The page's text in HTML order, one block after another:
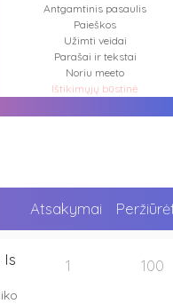
Antgamtinis pasaulis
Paieškos
Užimti veidai
Parašai ir tekstai
Noriu meeto
Ištikimųjų būstinė
Atsakymai
Is
1 100